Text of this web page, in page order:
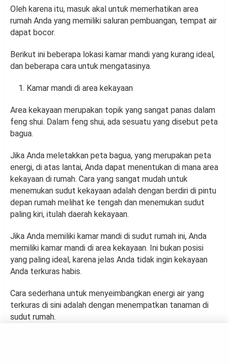
Oleh karena itu, masuk akal untuk memerhatikan area
rumah Anda yang memiliki saluran pembuangan, tempat air
dapat bocor.
Berikut ini beberapa lokasi kamar mandi yang kurang ideal,
dan beberapa cara untuk mengatasinya.
Kamar mandi di area kekayaan
Area kekayaan merupakan topik yang sangat panas dalam
feng shui. Dalam feng shui, ada sesuatu yang disebut peta
bagua.
Jika Anda meletakkan peta bagua, yang merupakan peta
energi, di atas lantai, Anda dapat menentukan di mana area
kekayaan di rumah. Cara yang sangat mudah untuk
menemukan sudut kekayaan adalah dengan berdiri di pintu
depan rumah melihat ke tengah dan menemukan sudut
paling kiri, itulah daerah kekayaan.
Jika Anda memiliki kamar mandi di sudut rumah ini, Anda
memiliki kamar mandi di area kekayaan. Ini bukan posisi
yang paling ideal, karena jelas Anda tidak ingin kekayaan
Anda terkuras habis.
Cara sederhana untuk menyeimbangkan energi air yang
terkuras di sini adalah dengan menempatkan tanaman di
sudut rumah.